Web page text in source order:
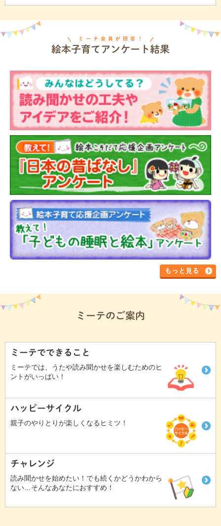
ミーテ会員が回答！
絵本子育てアンケート結果
もっと見る
ミーテのご案内
ミーテでできること
ミーテでは、うたや読み聞かせを楽しむためのヒ
ントがいっぱい！
ハッピーサイクル
親子のやりとりが楽しくなるヒミツ！
チャレンジ
読み聞かせを始めたい！でも続くかどうかわから
ない…そんなあなたにおすすめ！